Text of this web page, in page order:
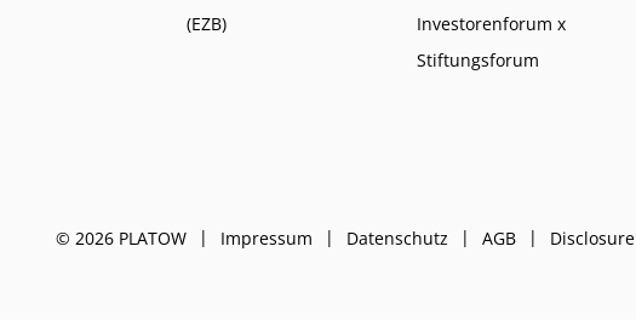
(EZB)
Investorenforum x
Stiftungsforum
© 2026 PLATOW Impressum Datenschutz AGB Disclosure